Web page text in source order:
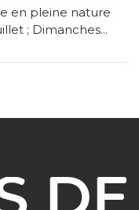
en pleine nature
; Dimanches...